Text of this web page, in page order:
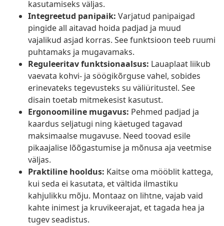
kasutamiseks väljas.
Integreetud panipaik: Varjatud panipaigad
pingide all aitavad hoida padjad ja muud
vajalikud asjad korras. See funktsioon teeb ruumi
puhtamaks ja mugavamaks.
Reguleeritav funktsionaalsus: Lauaplaat liikub
vaevata kohvi- ja söögikõrguse vahel, sobides
erinevateks tegevusteks su väliüritustel. See
disain toetab mitmekesist kasutust.
Ergonoomiline mugavus: Pehmed padjad ja
kaardus seljatugi ning käetuged tagavad
maksimaalse mugavuse. Need toovad esile
pikaajalise lõõgastumise ja mõnusa aja veetmise
väljas.
Praktiline hooldus: Kaitse oma mööblit kattega,
kui seda ei kasutata, et vältida ilmastiku
kahjulikku mõju. Montaaz on lihtne, vajab vaid
kahte inimest ja kruvikeerajat, et tagada hea ja
tugev seadistus.